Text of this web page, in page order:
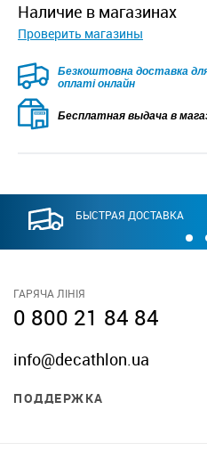
наличие в магазинах
Проверить магазины
Безкоштовна доставка для
оплаті онлайн
Бесплатная выдача в
БЫСТРАЯ ДОСТАВКА
ГАРЯЧА ЛІНІЯ
0 800 21 84 84
info@decathlon.ua
ПОДДЕРЖКА